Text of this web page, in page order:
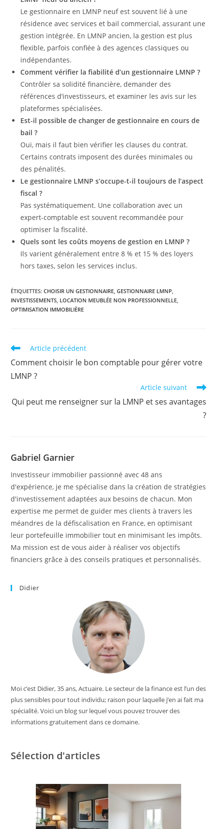
Le gestionnaire en LMNP neuf est souvent lié à une
résidence avec services et bail commercial, assurant une
gestion intégrée. En LMNP ancien, la gestion est plus
flexible, parfois confiée à des agences classiques ou
indépendantes.
Comment vérifier la fiabilité d’un gestionnaire LMNP ?
Contrôler sa solidité financière, demander des
références d’investisseurs, et examiner les avis sur les
plateformes spécialisées.
Est-il possible de changer de gestionnaire en cours de
bail ?
Oui, mais il faut bien vérifier les clauses du contrat.
Certains contrats imposent des durées minimales ou
des pénalités.
Le gestionnaire LMNP s’occupe-t-il toujours de l’aspect
fiscal ?
Pas systématiquement. Une collaboration avec un
expert-comptable est souvent recommandée pour
optimiser la fiscalité.
Quels sont les coûts moyens de gestion en LMNP ?
Ils varient généralement entre 8 % et 15 % des loyers
hors taxes, selon les services inclus.
ÉTIQUETTES:CHOISIR UN GESTIONNAIRE, GESTIONNAIRE LMNP,
INVESTISSEMENTS, LOCATION MEUBLÉE NON PROFESSIONNELLE,
OPTIMISATION IMMOBILIÈRE
Read
articles
Article précédent
Comment choisir le bon comptable pour gérer votre
LMNP ?
Article suivant
Qui peut me renseigner sur la LMNP et ses avantages
?
Gabriel Garnier
Investisseur immobilier passionné avec 48 ans
d'expérience, je me spécialise dans la création de stratégies
d'investissement adaptées aux besoins de chacun. Mon
expertise me permet de guider mes clients à travers les
méandres de la défiscalisation en France, en optimisant
leur portefeuille immobilier tout en minimisant les impôts.
Ma mission est de vous aider à réaliser vos objectifs
financiers grâce à des conseils pratiques et personnalisés.
Didier
Moi c’est Didier, 35 ans, Actuaire. Le secteur de la finance est l’un des
plus sensibles pour tout individu; raison pour laquelle j’en ai fait ma
spécialité. Voici un blog sur lequel vous pouvez trouver des
informations gratuitement dans ce domaine.
Sélection d'articles